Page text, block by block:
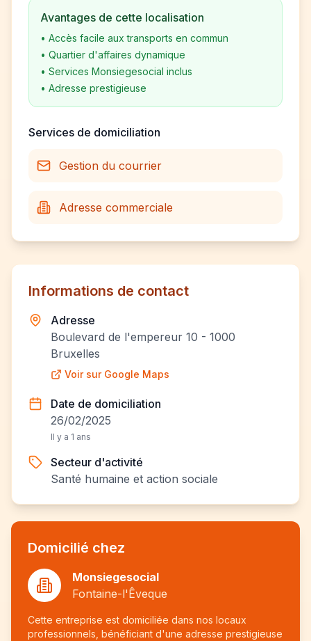
Avantages de cette localisation
• Accès facile aux transports en commun
• Quartier d'affaires dynamique
• Services Monsiegesocial inclus
• Adresse prestigieuse
Services de domiciliation
Gestion du courrier
Adresse commerciale
Informations de contact
Adresse
Boulevard de l'empereur 10 - 1000
Bruxelles
Voir sur Google Maps
Date de domiciliation
26/02/2025
Il y a 1 ans
Secteur d'activité
Santé humaine et action sociale
Domicilié chez
Monsiegesocial
Fontaine-l'Êveque
Cette entreprise est domiciliée dans nos locaux
professionnels, bénéficiant d'une adresse prestigieuse